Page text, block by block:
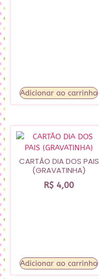
Adicionar ao carrinho
CARTÃO DIA DOS PAIS
(GRAVATINHA)
R$ 4,00
Adicionar ao carrinho